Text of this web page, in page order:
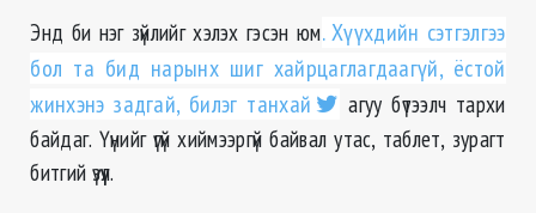
Энд би нэг зүйлийг хэлэх гэсэн юм. Хүүхдийн сэтгэлгээ
бол та бид нарынх шиг хайрцаглагдаагүй, ёстой
жинхэнэ задгай, билэг танхай
агуу бүтээлч тархи
байдаг. Үүнийг үгүй хиймээргүй байвал утас, таблет, зурагт
битгий үзүүл.